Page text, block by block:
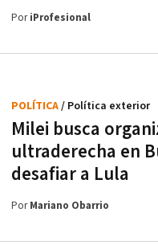
PoriProfesional
Milei busca
ultraderecha en
desafiar a Lula
POLÍTICA/ Política exterior
PorMariano Obarrio